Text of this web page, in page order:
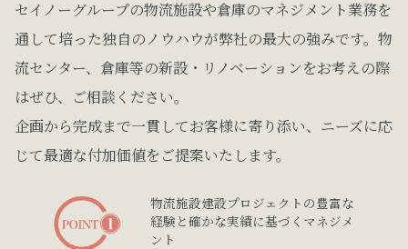
セイノーグループの物流施設や倉庫のマネジメント業務を
通して培った独自のノウハウが弊社の最大の強みです。物
流センター、倉庫等の新設・リノベーションをお考えの際
はぜひ、ご相談ください。
企画から完成まで一貫してお客様に寄り添い、ニーズに応
じて最適な付加価値をご提案いたします。
物流施設建設プロジェクトの豊富な
経験と確かな実績に基づくマネジメ
ント